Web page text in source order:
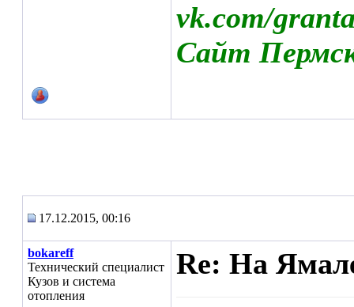
vk.com/
Сайт
17.12.2015, 00:16
bokareff
Технический специалист
Кузов и система
отопления
Re: На